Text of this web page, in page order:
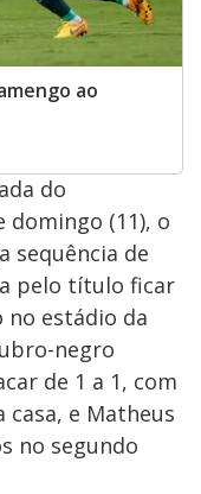
ao
do
domingo (11), o
sequência de
pelo título ficar
no estádio da
negro
de 1 a 1, com
casa, e Matheus
no segundo